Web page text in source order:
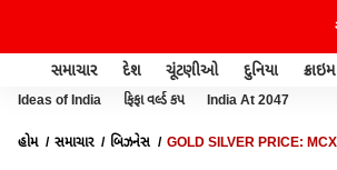
સમાચાર દેશ ચૂંટણીઓ દુનિયા ક્રાઇમ
Ideas of India ફિફા વર્લ્ડ કપ India At 2047
હોમ સમાચાર બિઝનેસ
GOLD SILVER PRICE: MCX